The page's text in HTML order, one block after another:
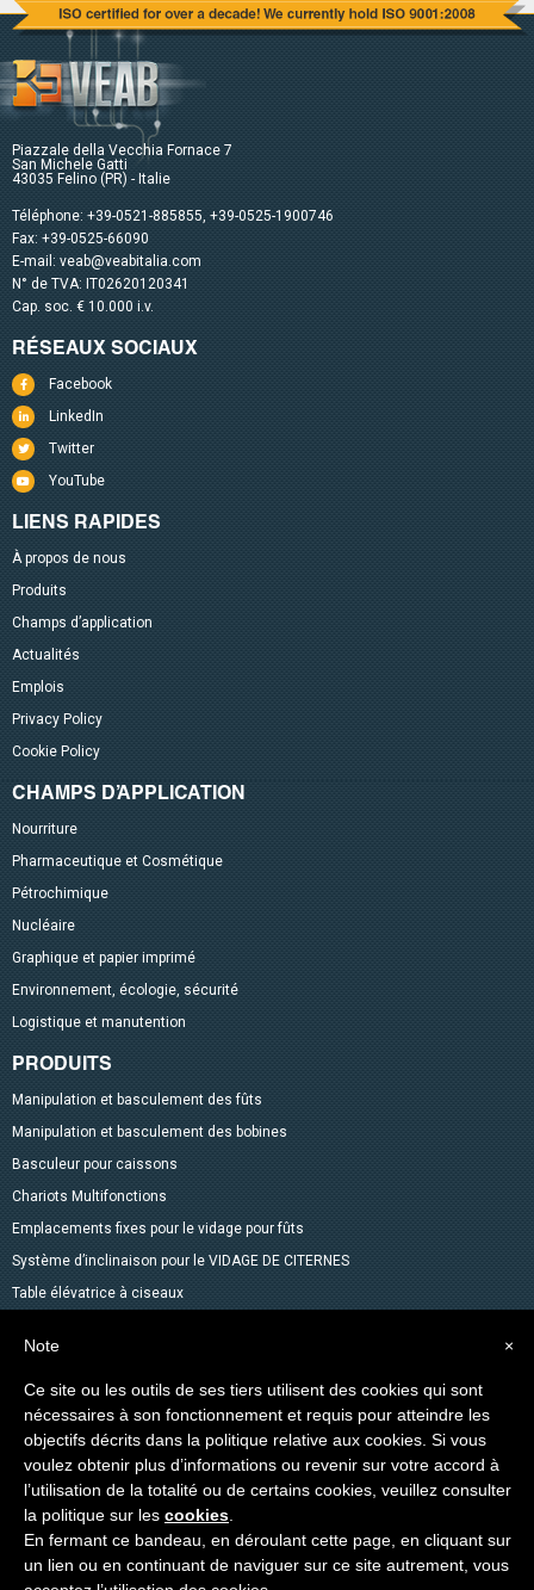
Piazzale della Vecchia Fornace 7
San Michele Gatti
43035 Felino (PR) - Italie
Téléphone: +39-0521-885855, +39-0525-1900746
Fax: +39-0525-66090
E-mail: veab@veabitalia.com
N° de TVA: IT02620120341
Cap. soc. € 10.000 i.v.
RÉSEAUX SOCIAUX
Facebook
LinkedIn
Twitter
YouTube
LIENS RAPIDES
À propos de nous
Produits
Champs d’application
Actualités
Emplois
Privacy Policy
Cookie Policy
CHAMPS D’APPLICATION
Nourriture
Pharmaceutique et Cosmétique
Pétrochimique
Nucléaire
Graphique et papier imprimé
Environnement, écologie, sécurité
Logistique et manutention
PRODUITS
Manipulation et basculement des fûts
Manipulation et basculement des bobines
Basculeur pour caissons
Chariots Multifonctions
Emplacements fixes pour le vidage pour fûts
Système d’inclinaison pour le VIDAGE DE CITERNES
Table élévatrice à ciseaux
Gerbeurs avec fonction transpalette
Autres produits dans le catalogue
Levage des Matériaux
Produits spéciaux
Copyright © 2014-2026 VEAB S.R.L. Tous droits réservés.
×
Note
Ce site ou les outils de ses tiers utilisent des cookies qui sont
nécessaires à son fonctionnement et requis pour atteindre les
objectifs décrits dans la politique relative aux cookies. Si vous
voulez obtenir plus d’informations ou revenir sur votre accord à
l’utilisation de la totalité ou de certains cookies, veuillez consulter
la politique sur les cookies
En fermant ce bandeau, en déroulant cette page, en cliquant sur
un lien ou en continuant de naviguer sur ce site autrement, vous